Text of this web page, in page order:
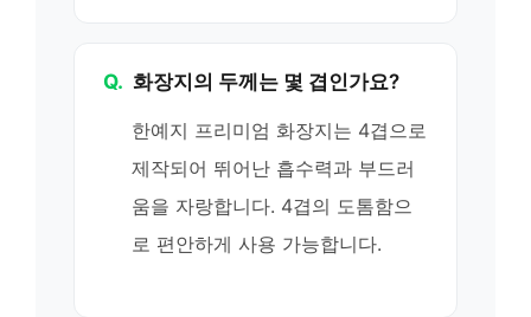
Q. 화장지의 두께는 몇 겹인가요?
한예지 프리미엄 화장지는 4겹으로
제작되어 뛰어난 흡수력과 부드러
움을 자랑합니다. 4겹의 도톰함으
로 편안하게 사용 가능합니다.